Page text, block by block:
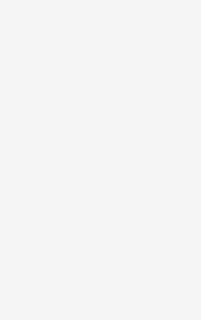
di posta
apre l’app di posta